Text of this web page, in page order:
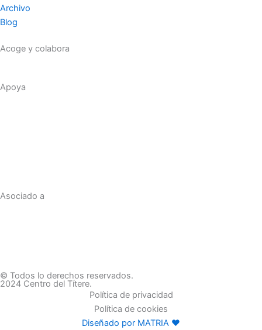
Archivo
Blog
Acoge y colabora
Apoya
Asociado a
© Todos lo derechos reservados.
2024 Centro del Títere.
Política de privacidad
Política de cookies
Diseñado por MATRIA ♥